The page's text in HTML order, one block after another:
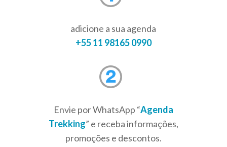
adicione a sua agenda
+55 11 98165 0990
Envie por WhatsApp “Agenda
Trekking” e receba informações,
promoções e descontos.